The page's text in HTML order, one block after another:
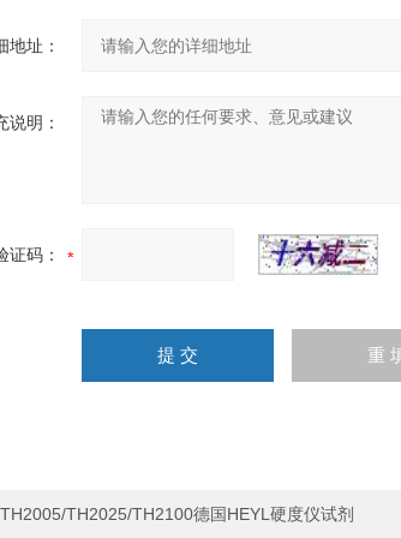
地址：
说明：
证码：
TH2005/TH2025/TH2100德国HEYL硬度仪试剂